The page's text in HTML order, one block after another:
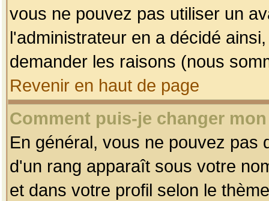
vous ne pouvez pas utiliser un
l'administrateur en a décidé
demander les raisons (nous
Revenir en haut de page
Comment puis-je changer
En général, vous ne pouvez pas
d'un rang apparaît sous votre
et dans votre profil selon le